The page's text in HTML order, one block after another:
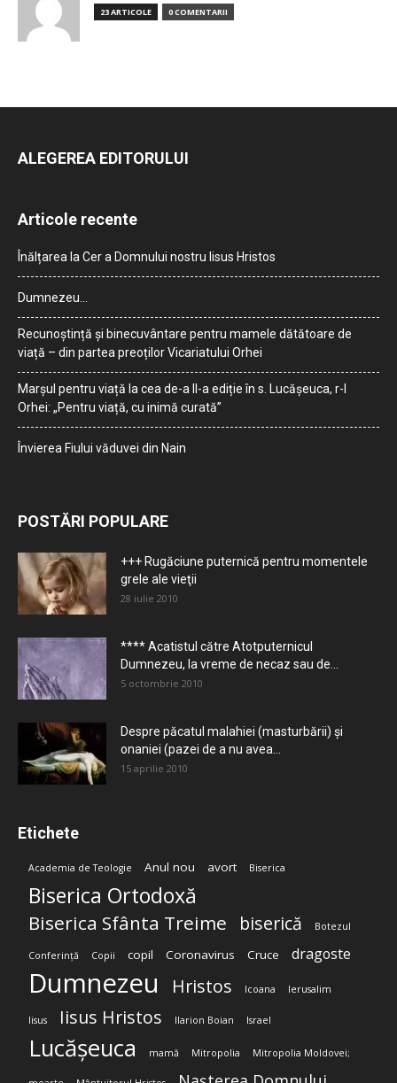
23 ARTICOLE 0 COMENTARII
ALEGEREA EDITORULUI
Articole recente
Înălțarea la Cer a Domnului nostru Iisus Hristos
Dumnezeu…
Recunoștință și binecuvântare pentru mamele dătătoare de
viață – din partea preoților Vicariatului Orhei
Marșul pentru viață la cea de-a II-a ediție în s. Lucășeuca, r-l
Orhei: „Pentru viață, cu inimă curată”
Învierea Fiului văduvei din Nain
POSTĂRI POPULARE
+++ Rugăciune puternică pentru momentele
grele ale vieţii
28 iulie 2010
**** Acatistul către Atotputernicul
Dumnezeu, la vreme de necaz sau de...
5 octombrie 2010
Despre păcatul malahiei (masturbării) şi
onaniei (pazei de a nu avea...
15 aprilie 2010
Etichete
Academia de Teologie Anul nou avort Biserica
Biserica Ortodoxă
Biserica Sfânta Treime biserică Botezul
Conferință Copii copil Coronavirus Cruce dragoste
Dumnezeu Hristos Icoana Ierusalim
Iisus Iisus Hristos Ilarion Boian Israel
Lucășeuca mamă Mitropolia Mitropolia Moldovei;